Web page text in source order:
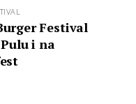
Festival
i na